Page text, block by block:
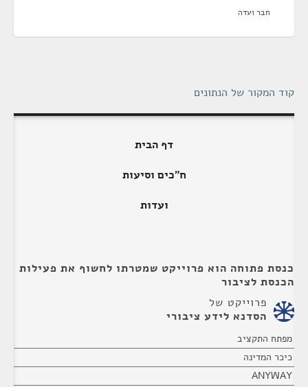
חבר ועדה
קוד המקור של הנתונים
דף הבית
ח"כים וסיעות
ועדות
כנסת פתוחה הוא פרוייקט שמטרתו לחשוף את פעילות
הכנסת לציבור
פרוייקט של
הסדנא לידע ציבורי
מפתח התקציב
כיכר המדינה
ANYWAY